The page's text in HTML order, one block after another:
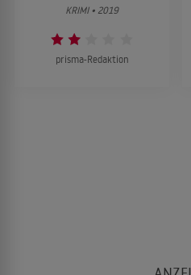
KRIMI • 2019
prisma-Redaktion